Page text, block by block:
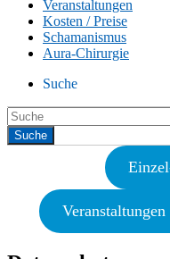
Veranstaltungen
Kosten / Preise
Schamanismus
Aura-Chirurgie
Suche